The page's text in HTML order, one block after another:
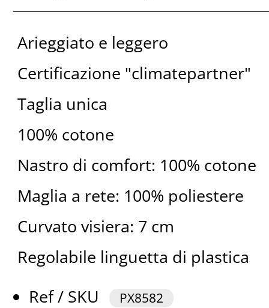
Arieggiato e leggero
Certificazione "climatepartner"
Taglia unica
100% cotone
Nastro di comfort: 100% cotone
Maglia a rete: 100% poliestere
Curvato visiera: 7 cm
Regolabile linguetta di plastica
Ref / SKU
PX8582